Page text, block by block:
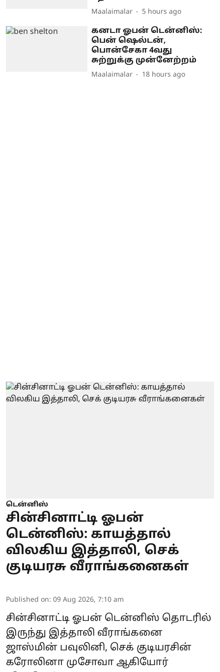
Maalaimalar 5 hours ago
கனடா ஓபன் டென்னிஸ்:
பென் ஷெல்டன்,
பொன்சேகா 4வது
சுற்றுக்கு முன்னேற்றம்
Maalaimalar 18 hours ago
டென்னிஸ்
சின்சினாட்டி ஓபன்
டென்னிஸ்: காயத்தால்
விலகிய இத்தாலி, செக்
குடியரசு வீராங்கனைகள்
Published on: 09 Aug 2026, 7:10 am
சின்சினாட்டி ஓபன் டென்னிஸ் தொடரில்
இருந்து இத்தாலி வீராங்கனை
ஜாஸ்மின் பவுலினி, செக் குடியரசின்
கரோலினா முசோவா ஆகியோர்